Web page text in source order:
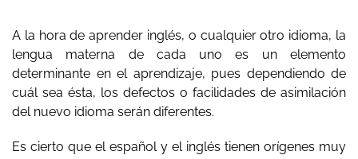
A la hora de aprender inglés, o cualquier otro idioma, la
lengua materna de cada uno es un elemento
determinante en el aprendizaje, pues dependiendo de
cuál sea ésta, los defectos o facilidades de asimilación
del nuevo idioma serán diferentes.
Es cierto que el español y el inglés tienen orígenes muy